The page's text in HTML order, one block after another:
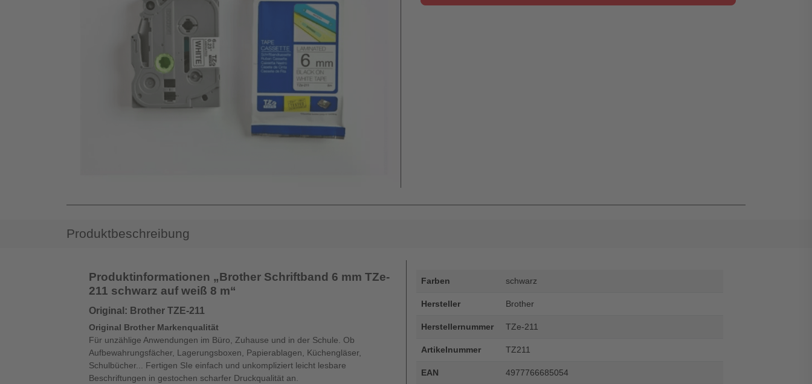
Produktbeschreibung
Produktinformationen „Brother Schriftband 6 mm TZe-
211 schwarz auf weiß 8 m“
Original: Brother TZE-211
Original Brother Markenqualität
Für unzählige Anwendungen im Büro, Zuhause und in der Schule. Ob
Aufbewahrungsfächer, Lagerungsboxen, Papierablagen, Küchengläser,
Schulbücher... Fertigen SIe einfach und unkompliziert leicht lesbare
Beschriftungen in gestochen scharfer Druckqualität an.
Farben schwarz
Hersteller Brother
Herstellernummer TZe-211
Artikelnummer TZ211
EAN 4977766685054